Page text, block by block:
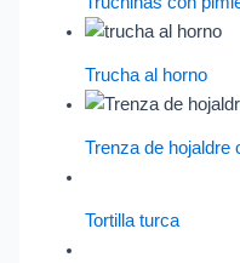
Trucha al horno
Trenza de hojaldre
Tortilla turca